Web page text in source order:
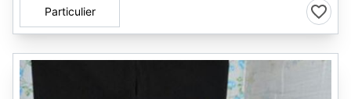
Particulier